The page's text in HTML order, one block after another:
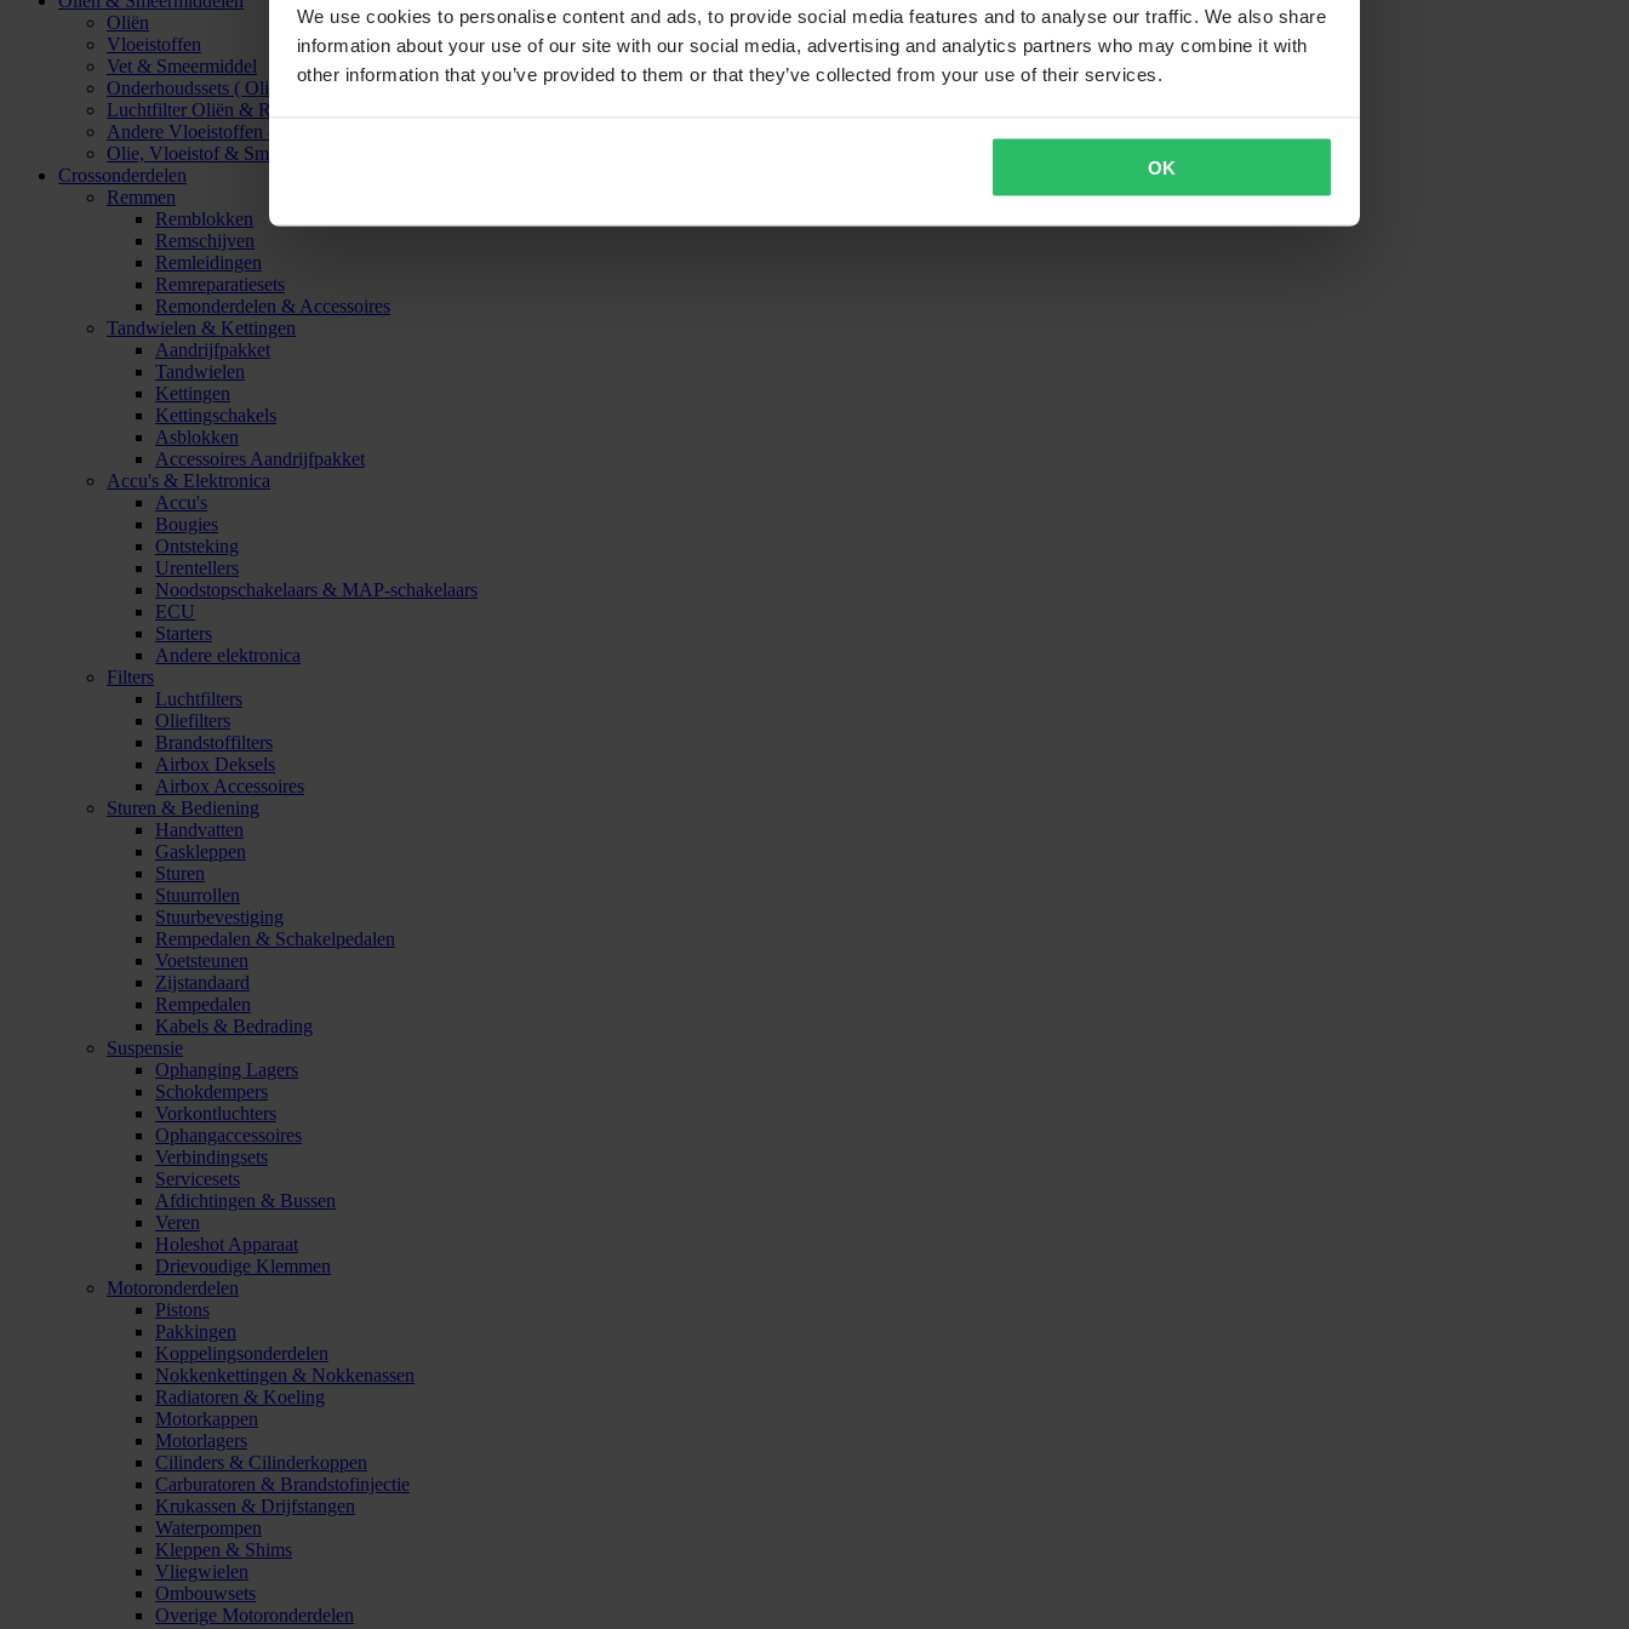
We use cookies to personalise content and ads, to provide social media features and to analyse our traffic. We also share
information about your use of our site with our social media, advertising and analytics partners who may combine it with
other information that you’ve provided to them or that they’ve collected from your use of their services.
OK
Oliën
Vloeistoffen
Vet & Smeermiddel
Onderhoudssets ( Olie & Filter)
Luchtfilter Oliën & Reinigers
Andere Vloeistoffen & Smeermiddelen
Olie, Vloeistof & Smeermiddel Accessoires
Crossonderdelen
Remmen
Remblokken
Remschijven
Remleidingen
Remreparatiesets
Remonderdelen & Accessoires
Tandwielen & Kettingen
Aandrijfpakket
Tandwielen
Kettingen
Kettingschakels
Asblokken
Accessoires Aandrijfpakket
Accu's & Elektronica
Accu's
Bougies
Ontsteking
Urentellers
Noodstopschakelaars & MAP-schakelaars
ECU
Starters
Andere elektronica
Filters
Luchtfilters
Oliefilters
Brandstoffilters
Airbox Deksels
Airbox Accessoires
Sturen & Bediening
Handvatten
Gaskleppen
Sturen
Stuurrollen
Stuurbevestiging
Rempedalen & Schakelpedalen
Voetsteunen
Zijstandaard
Rempedalen
Kabels & Bedrading
Suspensie
Ophanging Lagers
Schokdempers
Vorkontluchters
Ophangaccessoires
Verbindingsets
Servicesets
Afdichtingen & Bussen
Veren
Holeshot Apparaat
Drievoudige Klemmen
Motoronderdelen
Pistons
Pakkingen
Koppelingsonderdelen
Nokkenkettingen & Nokkenassen
Radiatoren & Koeling
Motorkappen
Motorlagers
Cilinders & Cilinderkoppen
Carburatoren & Brandstofinjectie
Krukassen & Drijfstangen
Waterpompen
Kleppen & Shims
Vliegwielen
Ombouwsets
Overige Motoronderdelen